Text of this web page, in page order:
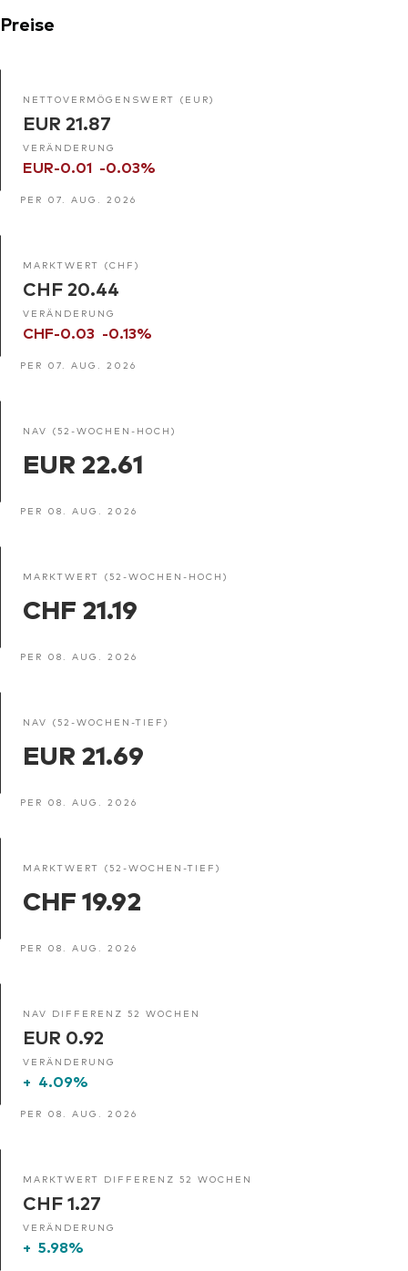
Preise
NETTOVERMÖGENSWERT (EUR)
EUR 21.87
VERÄNDERUNG
EUR-0.01 -0.03%
PER 07. AUG. 2026
MARKTWERT (CHF)
CHF 20.44
VERÄNDERUNG
CHF-0.03 -0.13%
PER 07. AUG. 2026
NAV (52-WOCHEN-HOCH)
EUR 22.61
PER 08. AUG. 2026
MARKTWERT (52-WOCHEN-HOCH)
CHF 21.19
PER 08. AUG. 2026
NAV (52-WOCHEN-TIEF)
EUR 21.69
PER 08. AUG. 2026
MARKTWERT (52-WOCHEN-TIEF)
CHF 19.92
PER 08. AUG. 2026
NAV DIFFERENZ 52 WOCHEN
EUR 0.92
VERÄNDERUNG
+ 4.09%
PER 08. AUG. 2026
MARKTWERT DIFFERENZ 52 WOCHEN
CHF 1.27
VERÄNDERUNG
+ 5.98%